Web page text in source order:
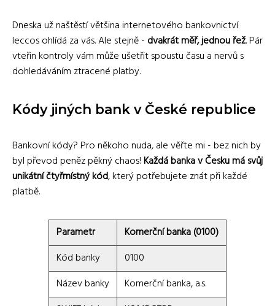
Dneska už naštěstí většina internetového bankovnictví
leccos ohlídá za vás. Ale stejně - dvakrát měř, jednou řež. Pár
vteřin kontroly vám může ušetřit spoustu času a nervů s
dohledáváním ztracené platby.
Kódy jiných bank v České republice
Bankovní kódy? Pro někoho nuda, ale věřte mi - bez nich by
byl převod peněz pěkný chaos!Každá banka v Česku má svůj
unikátní čtyřmístný kód, který potřebujete znát při každé
platbě.
Parametr
Komerční banka (0100)
Kód banky
0100
Název banky
Komerční banka, a.s.